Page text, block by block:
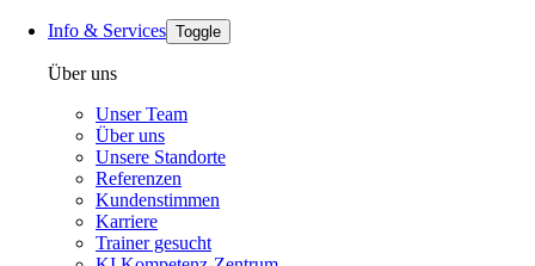
Info & Services Toggle
Über uns
Unser Team
Über uns
Unsere Standorte
Referenzen
Kundenstimmen
Karriere
Trainer gesucht